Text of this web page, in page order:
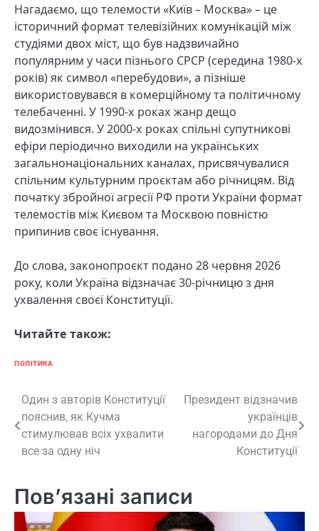
Нагадаємо, що телемости «Київ – Москва» – це
історичний формат телевізійних комунікацій між
студіями двох міст, що був надзвичайно
популярним у часи пізнього СРСР (середина 1980-х
років) як символ «перебудови», а пізніше
використовувався в комерційному та політичному
телебаченні. У 1990-х роках жанр дещо
видозмінився. У 2000-х роках спільні супутникові
ефіри періодично виходили на українських
загальнонаціональних каналах, присвячувалися
спільним культурним проєктам або річницям. Від
початку збройної агресії РФ проти України формат
телемостів між Києвом та Москвою повністю
припинив своє існування.
До слова, законопроєкт подано 28 червня 2026
року, коли Україна відзначає 30-річницю з дня
ухвалення своєї Конституції.
Читайте також:
ПОЛІТИКА
Навігація
записів
Один з авторів Конституції
пояснив, як Кучма
стимулював всіх ухвалити
все за одну ніч
Президент відзначив
українців
нагородами до Дня
Конституції
Пов’язані записи